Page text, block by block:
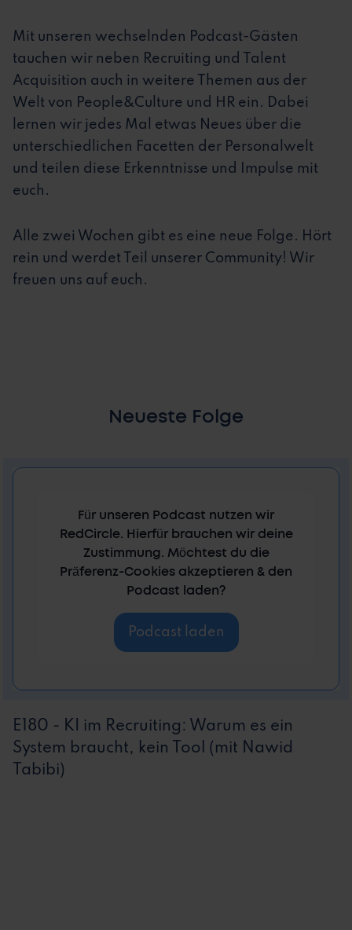
Mit unseren wechselnden Podcast-Gästen
tauchen wir neben Recruiting und Talent
Acquisition auch in weitere Themen aus der
Welt von People&Culture und HR ein. Dabei
lernen wir jedes Mal etwas Neues über die
unterschiedlichen Facetten der Personalwelt
und teilen diese Erkenntnisse und Impulse mit
euch.
Alle zwei Wochen gibt es eine neue Folge. Hört
rein und werdet Teil unserer Community! Wir
freuen uns auf euch.
Neueste Folge
Für unseren Podcast nutzen wir
RedCircle. Hierfür brauchen wir deine
Zustimmung. Möchtest du die
Präferenz-Cookies akzeptieren & den
Podcast laden?
Podcast laden
E180 - KI im Recruiting: Warum es ein
System braucht, kein Tool (mit Nawid
Tabibi)